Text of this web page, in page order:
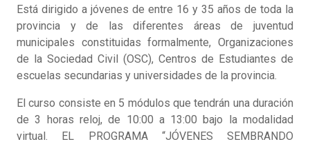
Está dirigido a jóvenes de entre 16 y 35 años de toda la
provincia y de las diferentes áreas de juventud
municipales constituidas formalmente, Organizaciones
de la Sociedad Civil (OSC), Centros de Estudiantes de
escuelas secundarias y universidades de la provincia.
El curso consiste en 5 módulos que tendrán una duración
de 3 horas reloj, de 10:00 a 13:00 bajo la modalidad
virtual. EL PROGRAMA “JÓVENES SEMBRANDO